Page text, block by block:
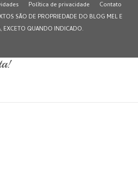
Política de privacidade
Contato
SÃO DE PROPRIEDADE DO BLOG MEL E
EXCETO QUANDO INDICADO.